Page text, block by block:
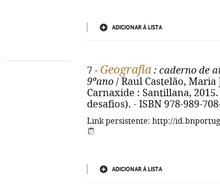
ADICIONAR À LISTA
7 - Geografia : caderno de
9ºano / Raul Castelão, Maria
Carnaxide : Santillana,
desafios). - ISBN 978-989-
Link persistente: http://
ADICIONAR À LISTA